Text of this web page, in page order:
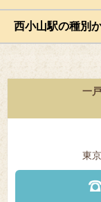
西小山駅の種別
一
東